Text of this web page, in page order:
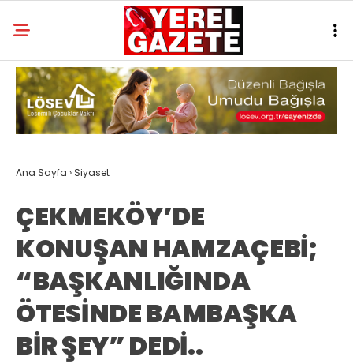
Ana Sayfa › Siyaset
ÇEKMEKÖY’DE
KONUŞAN HAMZAÇEBİ;
“BAŞKANLIĞINDA
ÖTESİNDE BAMBAŞKA
BİR ŞEY” DEDİ..